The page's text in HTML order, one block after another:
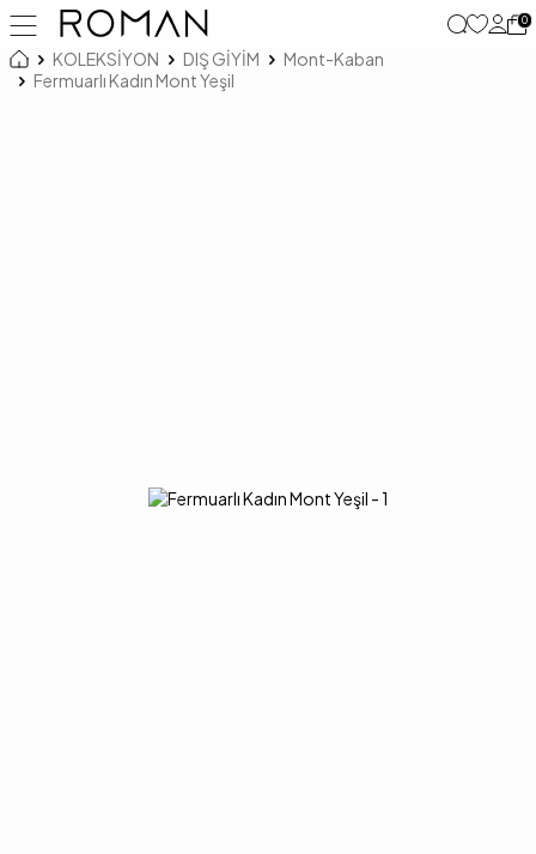
0
KOLEKSİYON DIŞ GİYİM
Mont-Kaban
Fermuarlı Kadın Mont Yeşil